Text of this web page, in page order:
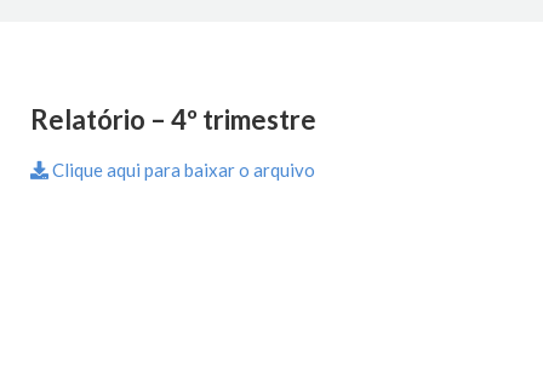
Relatório – 4º trimestre
Clique aqui para baixar o arquivo